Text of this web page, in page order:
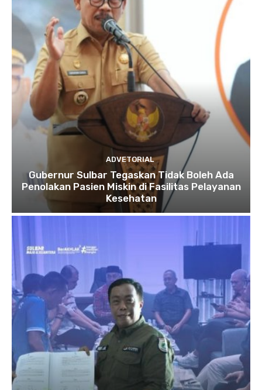
ADVETORIAL
Gubernur Sulbar Tegaskan Tidak Boleh Ada
Penolakan Pasien Miskin di Fasilitas Pelayanan
Kesehatan